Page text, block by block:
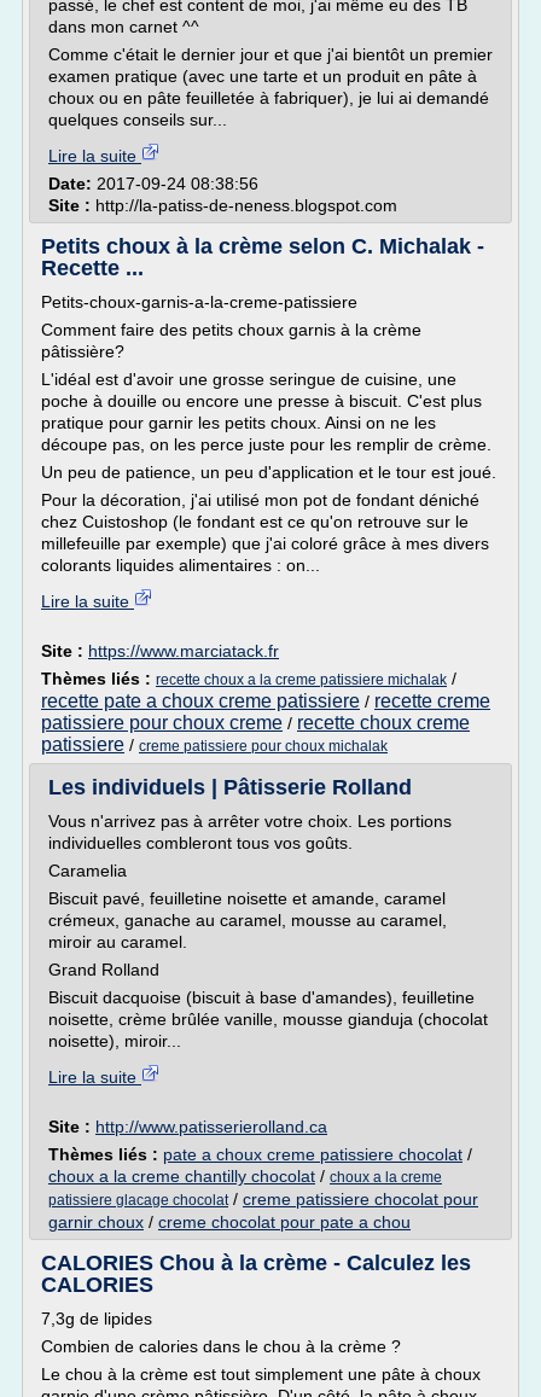
passé, le chef est content de moi, j'ai même eu des TB
dans mon carnet ^^
Comme c'était le dernier jour et que j'ai bientôt un premier
examen pratique (avec une tarte et un produit en pâte à
choux ou en pâte feuilletée à fabriquer), je lui ai demandé
quelques conseils sur...
Lire la suite
Date: 2017-09-24 08:38:56
Site : http://la-patiss-de-neness.blogspot.com
Petits choux à la crème selon C. Michalak -
Recette ...
Petits-choux-garnis-a-la-creme-patissiere
Comment faire des petits choux garnis à la crème
pâtissière?
L'idéal est d'avoir une grosse seringue de cuisine, une
poche à douille ou encore une presse à biscuit. C'est plus
pratique pour garnir les petits choux. Ainsi on ne les
découpe pas, on les perce juste pour les remplir de crème.
Un peu de patience, un peu d'application et le tour est joué.
Pour la décoration, j'ai utilisé mon pot de fondant déniché
chez Cuistoshop (le fondant est ce qu'on retrouve sur le
millefeuille par exemple) que j'ai coloré grâce à mes divers
colorants liquides alimentaires : on...
Lire la suite
Site : https://www.marciatack.fr
Thèmes liés : recette choux a la creme patissiere michalak /
recette pate a choux creme patissiere / recette creme
patissiere pour choux creme / recette choux creme
patissiere / creme patissiere pour choux michalak
Les individuels | Pâtisserie Rolland
Vous n'arrivez pas à arrêter votre choix. Les portions
individuelles combleront tous vos goûts.
Caramelia
Biscuit pavé, feuilletine noisette et amande, caramel
crémeux, ganache au caramel, mousse au caramel,
miroir au caramel.
Grand Rolland
Biscuit dacquoise (biscuit à base d'amandes), feuilletine
noisette, crème brûlée vanille, mousse gianduja (chocolat
noisette), miroir...
Lire la suite
Site : http://www.patisserierolland.ca
Thèmes liés : pate a choux creme patissiere chocolat /
choux a la creme chantilly chocolat / choux a la creme
patissiere glacage chocolat/ creme patissiere chocolat pour
garnir choux / creme chocolat pour pate a chou
CALORIES Chou à la crème - Calculez les
CALORIES
7,3g de lipides
Combien de calories dans le chou à la crème ?
Le chou à la crème est tout simplement une pâte à choux